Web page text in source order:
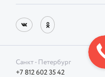
Стулья
Корпусная
Реквизиты
Блог
Фотографии клиентов
Оплата
Санкт - Петербург
+7 812 602 35 42